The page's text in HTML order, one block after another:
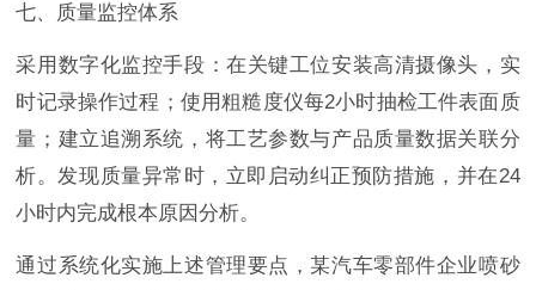
七、质量监控体系
采用数字化监控手段：在关键工位安装高清摄像头，实
时记录操作过程；使用粗糙度仪每2小时抽检工件表面质
量；建立追溯系统，将工艺参数与产品质量数据关联分
析。发现质量异常时，立即启动纠正预防措施，并在24
小时内完成根本原因分析。
通过系统化实施上述管理要点，某汽车零部件企业喷砂